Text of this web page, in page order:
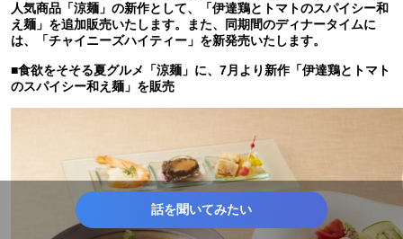
人気商品「涼麺」の新作として、「伊達鶏とトマトのスパイシー和
え麺」を追加販売いたします。また、同期間のディナータイムに
は、「チャイニーズハイティー」を新発売いたします。
■食欲をそそる夏グルメ「涼麺」に、7月より新作「伊達鶏とトマト
のスパイシー和え麺」を販売
話を聞いてみたい